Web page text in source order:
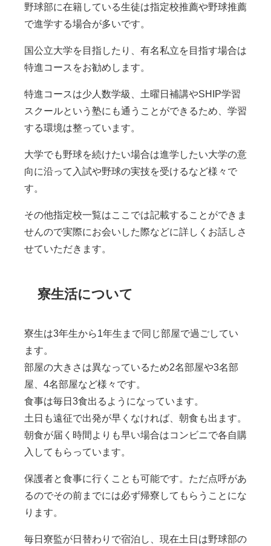
野球部に在籍している生徒は指定校推薦や野球推薦
で進学する場合が多いです。
国公立大学を目指したり、有名私立を目指す場合は
特進コースをお勧めします。
特進コースは少人数学級、土曜日補講やSHIP学習
スクールという塾にも通うことができるため、学習
する環境は整っています。
大学でも野球を続けたい場合は進学したい大学の意
向に沿って入試や野球の実技を受けるなど様々で
す。
その他指定校一覧はここでは記載することができま
せんので実際にお会いした際などに詳しくお話しさ
せていただきます。
寮生活について
寮生は3年生から1年生まで同じ部屋で過ごしてい
ます。
部屋の大きさは異なっているため2名部屋や3名部
屋、4名部屋など様々です。
食事は毎日3食出るようになっています。
土日も遠征で出発が早くなければ、朝食も出ます。
朝食が届く時間よりも早い場合はコンビニで各自購
入してもらっています。
保護者と食事に行くことも可能です。ただ点呼があ
るのでその前までには必ず帰寮してもらうことにな
ります。
毎日寮監が日替わりで宿泊し、現在土日は野球部の